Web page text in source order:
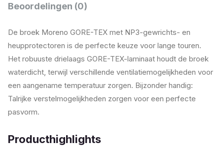
Beoordelingen (0)
De broek Moreno GORE-TEX met NP3-gewrichts- en
heupprotectoren is de perfecte keuze voor lange touren.
Het robuuste drielaags GORE-TEX-laminaat houdt de broek
waterdicht, terwijl verschillende ventilatiemogelijkheden voor
een aangename temperatuur zorgen. Bijzonder handig:
Talrijke verstelmogelijkheden zorgen voor een perfecte
pasvorm.
Producthighlights